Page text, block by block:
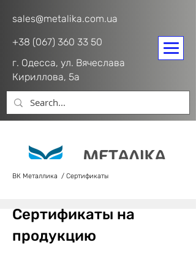
sales@metalika.com.ua
+38 (067) 360 33 50
г. Одесса, ул. Вячеслава
Кириллова, 5а
ВК Металлика / Сертификаты
Сертификаты на
продукцию